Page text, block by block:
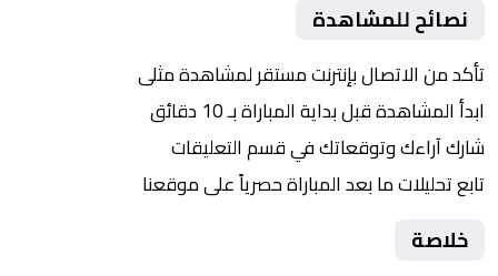
نصائح للمشاهدة
تأكد من الاتصال بإنترنت مستقر لمشاهدة مثلى
ابدأ المشاهدة قبل بداية المباراة بـ 10 دقائق
شارك آراءك وتوقعاتك في قسم التعليقات
تابع تحليلات ما بعد المباراة حصرياً على موقعنا
خلاصة